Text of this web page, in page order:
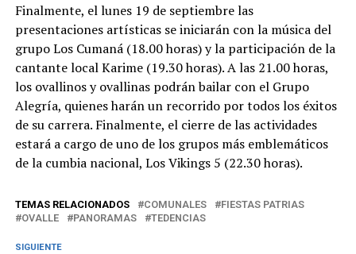
Finalmente, el lunes 19 de septiembre las
presentaciones artísticas se iniciarán con la música del
grupo Los Cumaná (18.00 horas) y la participación de la
cantante local Karime (19.30 horas). A las 21.00 horas,
los ovallinos y ovallinas podrán bailar con el Grupo
Alegría, quienes harán un recorrido por todos los éxitos
de su carrera. Finalmente, el cierre de las actividades
estará a cargo de uno de los grupos más emblemáticos
de la cumbia nacional, Los Vikings 5 (22.30 horas).
TEMAS RELACIONADOS COMUNALES
FIESTAS PATRIAS
OVALLE
PANORAMAS TEDENCIAS
SIGUIENTE